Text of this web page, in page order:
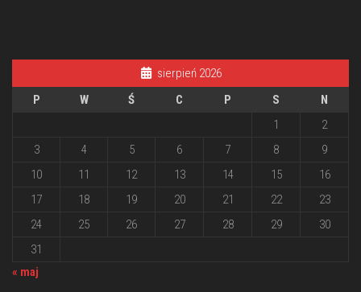
sierpień 2026
P
W Ś C P S
N
1
2
3
4 5 6 7 8
9
10
11 12 13 14 15
16
17
18 19 20 21 22
23
24
25 26 27 28 29
30
31
« maj